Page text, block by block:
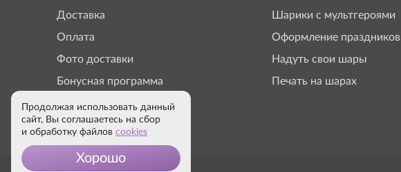
Доставка
Оплата
Фото доставки
Бонусная программа
Шарики с мультгероями
Оформление праздников
Надуть свои шары
Печать на шарах
Продолжая использовать данный
сайт, Вы соглашаетесь на сбор
и обработку файлов cookies
Хорошо